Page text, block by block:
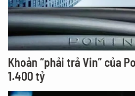
Khoản “phải trả Vin” của
1.400 tỷ